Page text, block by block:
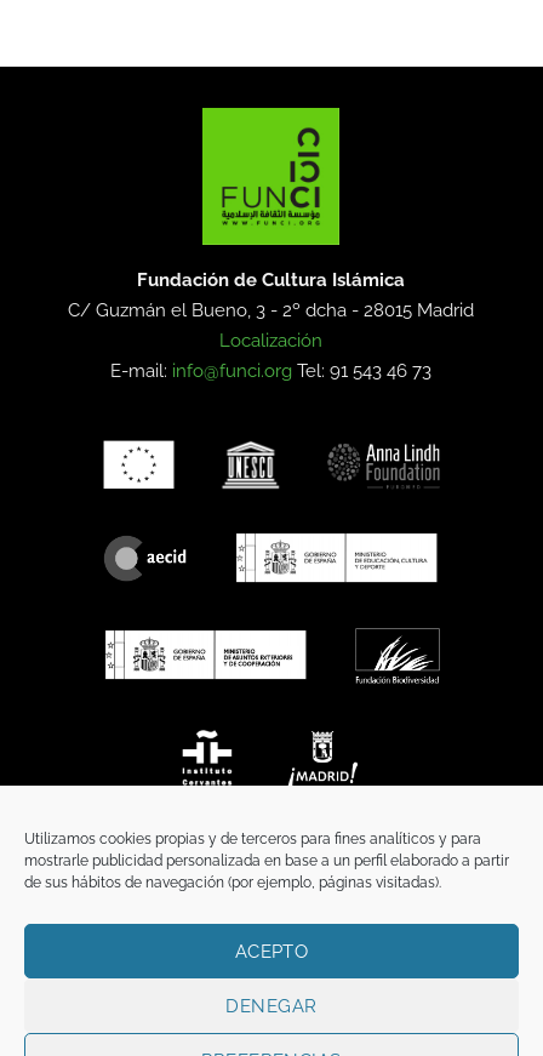
Utilizamos cookies propias y de terceros para fines analíticos y para
mostrarle publicidad personalizada en base a un perfil elaborado a partir
de sus hábitos de navegación (por ejemplo, páginas visitadas).
ACEPTO
DENEGAR
Fundación de Cultura Islámica
C/ Guzmán el Bueno, 3 - 2º dcha -28015 Madrid
Localización
E-mail: info@funci.org Tel: 91 543 46 73
TÉRMINOS Y CONDICIONES
Copyright 2026 ©FunciFUNCI es titular de los derechos de propiedad